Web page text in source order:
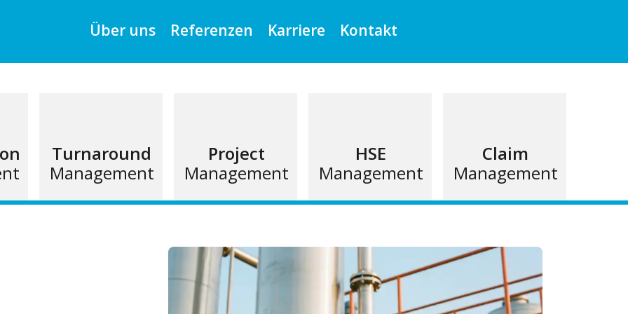
Über uns Referenzen Karriere Kontakt
Turnaround
Management
Project
Management
HSE
Management
Claim
Management